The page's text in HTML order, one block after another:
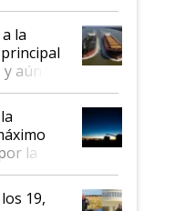
la
aún así
de cada
el
la
19,